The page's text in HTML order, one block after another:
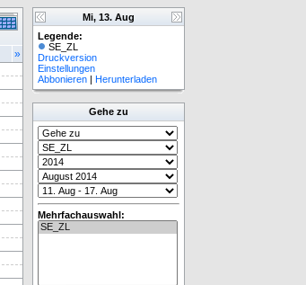
»
Mi, 13. Aug
Legende:
SE_ZL
Druckversion
Einstellungen
Abbonieren | Herunterladen
Gehe zu
Mehrfachauswahl: